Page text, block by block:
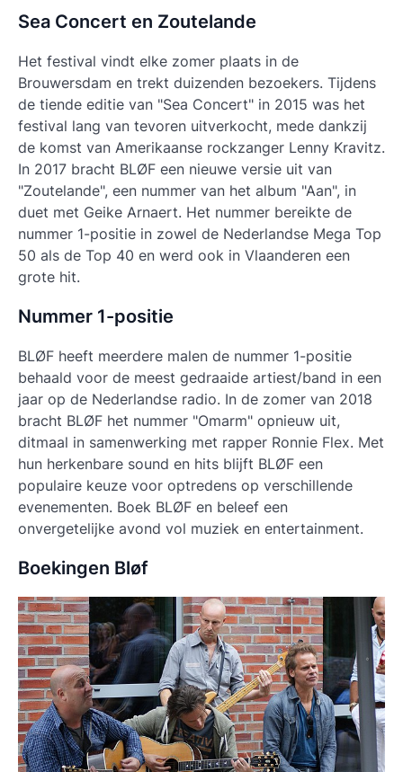
Sea Concert en Zoutelande
Het festival vindt elke zomer plaats in de
Brouwersdam en trekt duizenden bezoekers. Tijdens
de tiende editie van "Sea Concert" in 2015 was het
festival lang van tevoren uitverkocht, mede dankzij
de komst van Amerikaanse rockzanger Lenny Kravitz.
In 2017 bracht BLØF een nieuwe versie uit van
"Zoutelande", een nummer van het album "Aan", in
duet met Geike Arnaert. Het nummer bereikte de
nummer 1-positie in zowel de Nederlandse Mega Top
50 als de Top 40 en werd ook in Vlaanderen een
grote hit.
Nummer 1-positie
BLØF heeft meerdere malen de nummer 1-positie
behaald voor de meest gedraaide artiest/band in een
jaar op de Nederlandse radio. In de zomer van 2018
bracht BLØF het nummer "Omarm" opnieuw uit,
ditmaal in samenwerking met rapper Ronnie Flex. Met
hun herkenbare sound en hits blijft BLØF een
populaire keuze voor optredens op verschillende
evenementen. Boek BLØF en beleef een
onvergetelijke avond vol muziek en entertainment.
Boekingen Bløf